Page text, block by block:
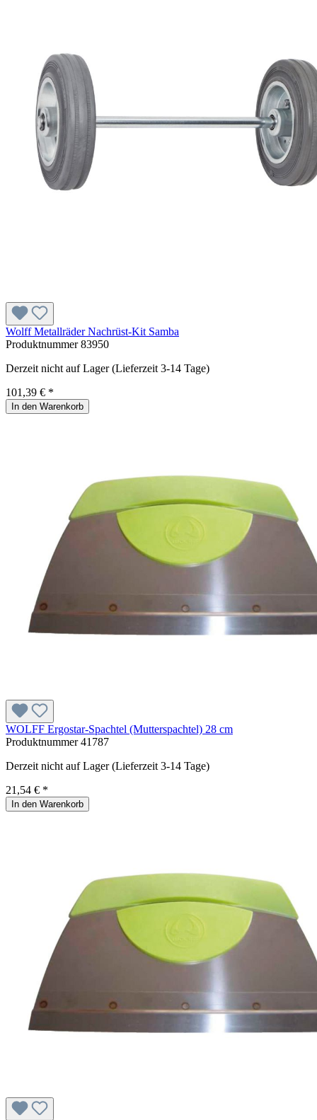
Wolff Metallräder Nachrüst-Kit Samba
Produktnummer83950
Derzeit nicht auf Lager (Lieferzeit 3-14 Tage)
101,39 € *
In den Warenkorb
WOLFF Ergostar-Spachtel (Mutterspachtel) 28 cm
Produktnummer41787
Derzeit nicht auf Lager (Lieferzeit 3-14 Tage)
21,54 € *
In den Warenkorb